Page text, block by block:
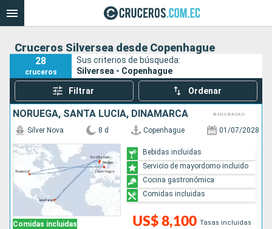
Cruceros Silversea desde Copenhague
28
cruceros
Sus criterios de búsqueda:
Silversea - Copenhague
Filtrar Ordenar
NORUEGA, SANTA LUCIA, DINAMARCA
Comidas incluidas
Silver Nova 8 d Copenhague 01/07/2028
US$ 8,100 Tasas incluidas
Bebidas incluidas
Servicio de mayordomo incluido
Cocina gastronómica
Comidas incluidas